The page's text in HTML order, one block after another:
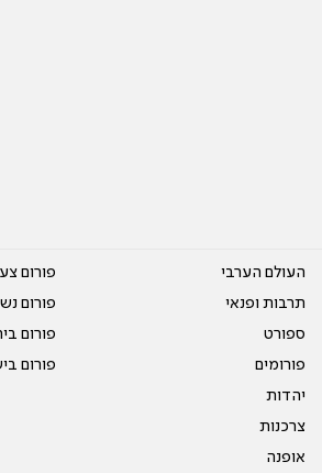
העולם הערבי
תרבות ופנאי
ספורט
פורומים
יהדות
צרכנות
אופנה
פורום
פורום
פורום
פורום